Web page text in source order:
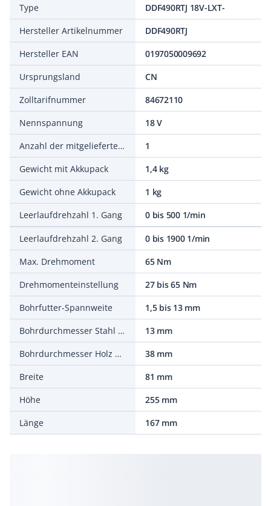
Type
DDF490RTJ 18V-LXT-
Hersteller Artikelnummer
DDF490RTJ
Hersteller EAN
0197050009692
Ursprungsland
CN
Zolltarifnummer
84672110
Nennspannung
18 V
Anzahl der mitgelieferten Akkus
1
Gewicht mit Akkupack
1,4 kg
Gewicht ohne Akkupack
1 kg
Leerlaufdrehzahl 1. Gang
0 bis 500 1/min
Leerlaufdrehzahl 2. Gang
0 bis 1900 1/min
Max. Drehmoment
65 Nm
Drehmomenteinstellung
27 bis 65 Nm
Bohrfutter-Spannweite
1,5 bis 13 mm
Bohrdurchmesser Stahl 1. Gang
13 mm
Bohrdurchmesser Holz 1. Gang
38 mm
Breite
81 mm
Höhe
255 mm
Länge
167 mm